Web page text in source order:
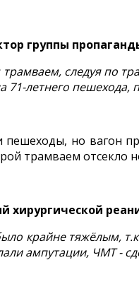
группы
трамваем, следуя
71-летнего
но вагон
трамваем отсекло
хирургической
крайне тяжёлым,
ампутации, ЧМТ -